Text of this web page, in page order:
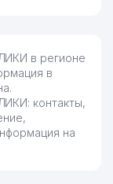
316 м
320 м
в регионе
в
контакты,
на